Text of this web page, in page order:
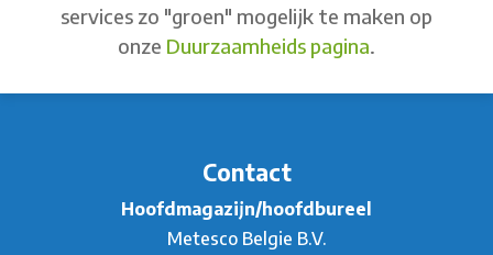
services zo "groen" mogelijk te maken op
onze Duurzaamheids pagina.
Contact
Hoofdmagazijn/hoofdbureel
Metesco Belgie B.V.